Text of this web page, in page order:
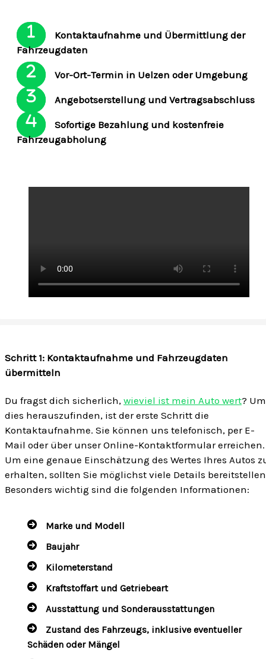
Kontaktaufnahme und Übermittlung der
Fahrzeugdaten
Vor-Ort-Termin in Uelzen oder Umgebung
Angebotserstellung und Vertragsabschluss
Sofortige Bezahlung und kostenfreie
Fahrzeugabholung
Schritt 1: Kontaktaufnahme und Fahrzeugdaten
übermitteln
Du fragst dich sicherlich, wieviel ist mein Auto wert? Um
dies herauszufinden, ist der erste Schritt die
Kontaktaufnahme. Sie können uns telefonisch, per E-
Mail oder über unser Online-Kontaktformular erreichen.
Um eine genaue Einschätzung des Wertes Ihres Autos
erhalten, sollten Sie möglichst viele Details
Besonders wichtig sind die folgenden Informationen:
Marke und Modell
Baujahr
Kilometerstand
Kraftstoffart und Getriebeart
Ausstattung und Sonderausstattungen
Zustand des Fahrzeugs, inklusive eventueller
Schäden oder Mängel